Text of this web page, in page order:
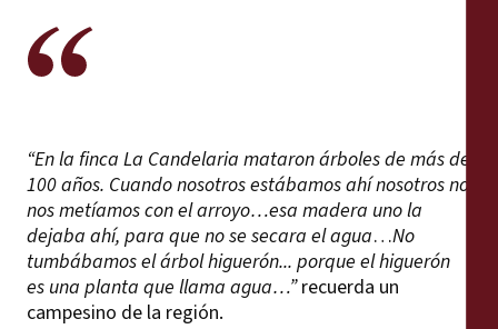
“En la finca La Candelaria mataron árboles de más de
100 años. Cuando nosotros estábamos ahí nosotros no
nos metíamos con el arroyo…esa madera uno la
dejaba ahí, para que no se secara el agua…No
tumbábamos el árbol higuerón... porque el higuerón
es una planta que llama agua…”recuerda un
campesino de la región.